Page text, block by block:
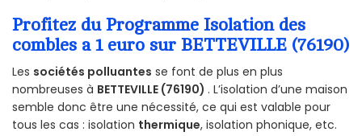
Profitez du Programme Isolation des
combles a 1 euro sur BETTEVILLE (76190)
Les sociétés polluantes se font de plus en plus
nombreuses à BETTEVILLE (76190) . L’isolation d’une maison
semble donc être une nécessité, ce qui est valable pour
tous les cas : isolation thermique, isolation phonique, etc.